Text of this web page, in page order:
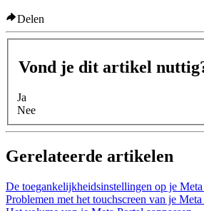
Delen
Vond je dit artikel
Ja
Nee
Gerelateerde artikelen
De toegankelijkheidsinstellingen op je Meta
Problemen met het touchscreen van je